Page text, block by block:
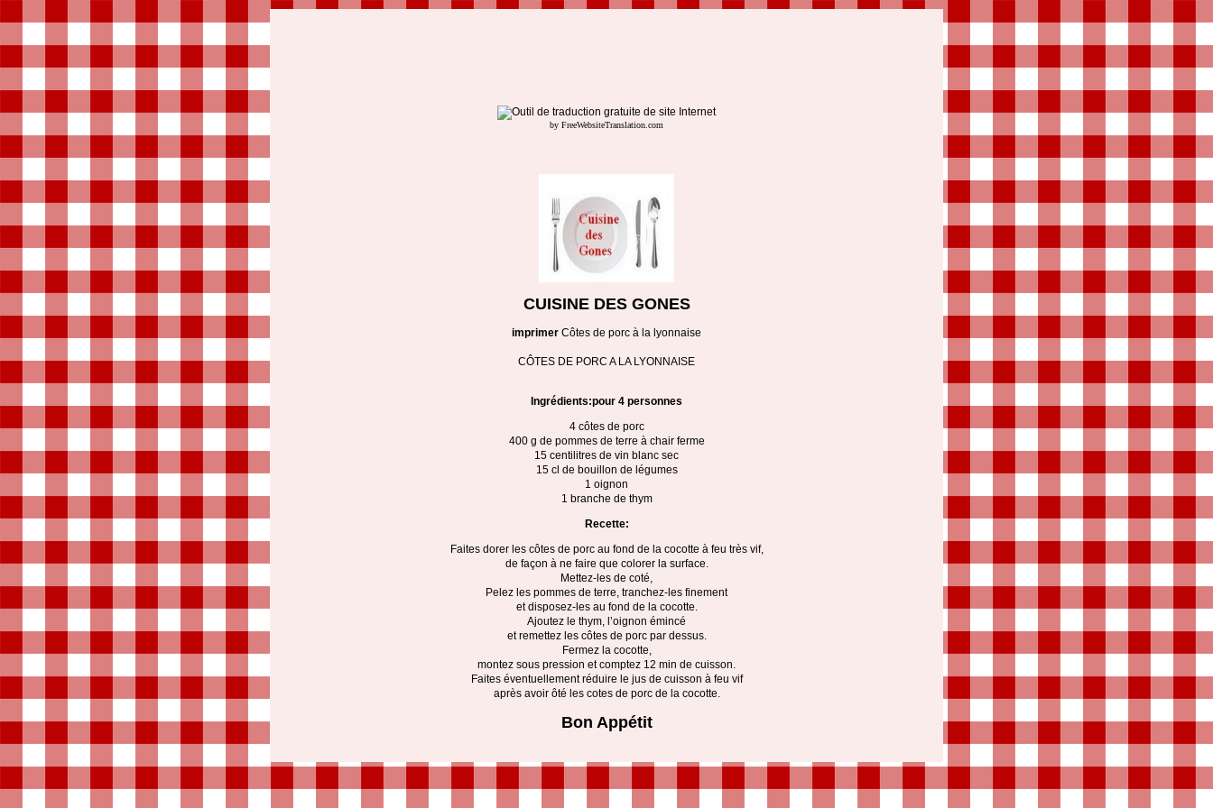
by FreeWebsiteTranslation.com
CUISINE DES GONES
imprimer Côtes de porc à la lyonnaise
CÔTES DE PORC A LA LYONNAISE
Ingrédients:pour 4 personnes
4 côtes de porc
400 g de pommes de terre à chair ferme
15 centilitres de vin blanc sec
15 cl de bouillon de légumes
1 oignon
1 branche de thym
Recette:
Faites dorer les côtes de porc au fond de la cocotte à feu très vif,
de façon à ne faire que colorer la surface.
Mettez-les de coté,
Pelez les pommes de terre, tranchez-les finement
et disposez-les au fond de la cocotte.
Ajoutez le thym, l’oignon émincé
et remettez les côtes de porc par dessus.
Fermez la cocotte,
montez sous pression et comptez 12 min de cuisson.
Faites éventuellement réduire le jus de cuisson à feu vif
après avoir ôté les cotes de porc de la cocotte.
Bon Appétit